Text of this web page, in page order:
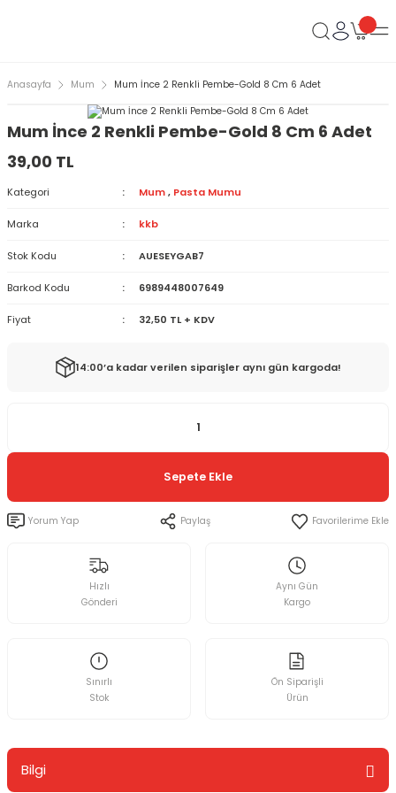
Anasayfa Mum Mum İnce 2 Renkli Pembe-Gold 8 Cm 6 Adet
Mum İnce 2 Renkli Pembe-Gold 8 Cm 6 Adet
39,00 TL
Kategori Mum , Pasta Mumu
Marka kkb
Stok Kodu AUESEYGAB7
Barkod Kodu 6989448007649
Fiyat 32,50 TL + KDV
14:00’a kadar verilen siparişler aynı gün kargoda!
Sepete Ekle
Yorum Yap Paylaş
Hızlı
Gönderi
Aynı Gün
Kargo
Sınırlı
Stok
Ön Siparişli
Ürün
Bilgi